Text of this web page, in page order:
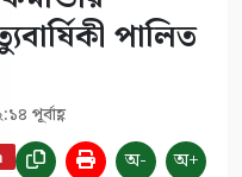
পালিত
পূর্বাহ্ণ
অ- অ+